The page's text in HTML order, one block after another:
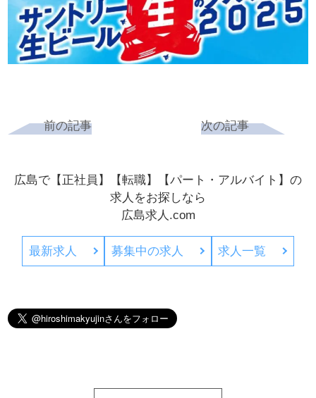
前の記事 次の記事
広島で【正社員】【転職】【パート・アルバイト】の
求人をお探しなら
広島求人.com
最新求人 募集中の求人 求人一覧